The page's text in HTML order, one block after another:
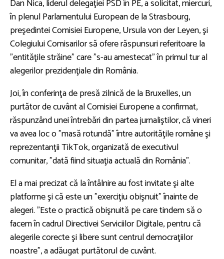
Dan Nica, liderul delegaţiei PSD în PE, a solicitat, miercuri,
în plenul Parlamentului European de la Strasbourg,
preşedintei Comisiei Europene, Ursula von der Leyen, şi
Colegiului Comisarilor să ofere răspunsuri referitoare la
"entităţile străine" care "s-au amestecat" în primul tur al
alegerilor prezidenţiale din România.
Joi, în conferinţa de presă zilnică de la Bruxelles, un
purtător de cuvânt al Comisiei Europene a confirmat,
răspunzând unei întrebări din partea jurnaliştilor, că vineri
va avea loc o "masă rotundă" între autorităţile române şi
reprezentanţii TikTok, organizată de executivul
comunitar, "dată fiind situaţia actuală din România".
El a mai precizat că la întâlnire au fost invitate şi alte
platforme şi că este un "exerciţiu obişnuit" înainte de
alegeri. "Este o practică obişnuită pe care tindem să o
facem în cadrul Directivei Serviciilor Digitale, pentru că
alegerile corecte şi libere sunt centrul democraţiilor
noastre", a adăugat purtătorul de cuvânt.